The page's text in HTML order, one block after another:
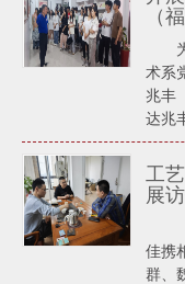
（
术系
兆丰
达兆
工
展
佳携
群、